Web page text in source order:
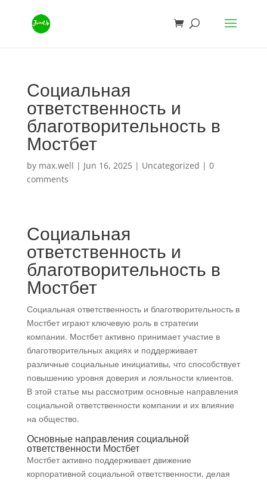
Социальная
ответственность и
благотворительность в
Мостбет
by max.well | Jun 16, 2025| Uncategorized | 0
comments
Социальная
ответственность и
благотворительность в
Мостбет
Социальная ответственность и благотворительность в
Мостбет играют ключевую роль в стратегии
компании. Мостбет активно принимает участие в
благотворительных акциях и поддерживает
различные социальные инициативы, что способствует
повышению уровня доверия и лояльности клиентов.
В этой статье мы рассмотрим основные направления
социальной ответственности компании и их влияние
на общество.
Основные направления социальной
ответственности Мостбет
Мостбет активно поддерживает движение
корпоративной социальной ответственности, делая